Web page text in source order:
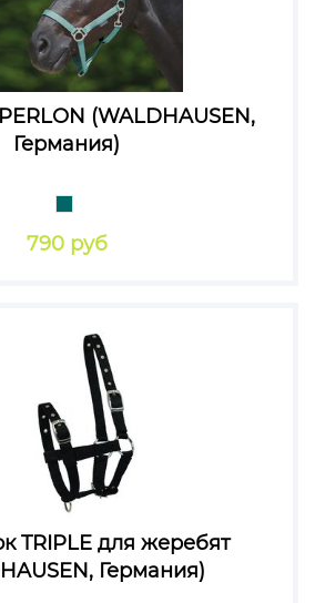
(WALDHAUSEN,
Германия)
790 руб
TRIPLE для жеребят
Германия)